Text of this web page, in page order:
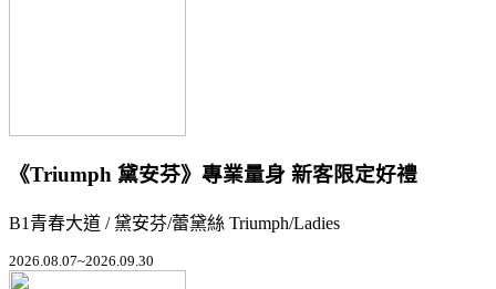
《Triumph 黛安芬》專業量身 新客限定好禮
B1青春大道 / 黛安芬/蕾黛絲 Triumph/Ladies
2026.08.07~2026.09.30